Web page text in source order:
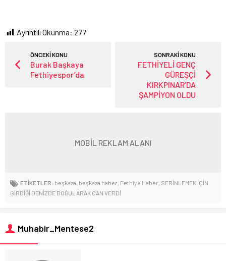
Ayrıntılı Okunma: 277
ÖNCEKİ KONU
Burak Başkaya
Fethiyespor’da
SONRAKİ KONU
FETHİYELİ GENÇ
GÜREŞÇİ
KIRKPINAR’DA
ŞAMPİYON OLDU
MOBİL REKLAM ALANI
ETİKETLER: beşkaza, beşkaza haber, Fethiye Haber, SERİNLEMEK İÇİN
GİRDİĞİ DENİZDE BOĞULARAK CAN VERDİ
Muhabir_Mentese2